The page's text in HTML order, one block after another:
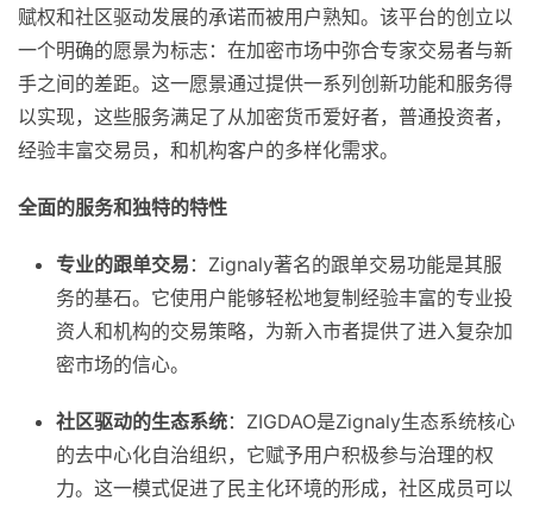
赋权和社区驱动发展的承诺而被用户熟知。该平台的创立以
一个明确的愿景为标志：在加密市场中弥合专家交易者与新
手之间的差距。这一愿景通过提供一系列创新功能和服务得
以实现，这些服务满足了从加密货币爱好者，普通投资者，
经验丰富交易员，和机构客户的多样化需求。
全面的服务和独特的特性
专业的跟单交易 ：Zignaly著名的跟单交易功能是其服
务的基石。它使用户能够轻松地复制经验丰富的专业投
资人和机构的交易策略，为新入市者提供了进入复杂加
密市场的信心。
社区驱动的生态系统：ZIGDAO是Zignaly生态系统核心
的去中心化自治组织，它赋予用户积极参与治理的权
力。这一模式促进了民主化环境的形成，社区成员可以